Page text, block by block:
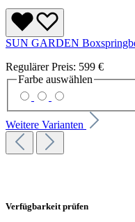
SUN GARDEN
Regulärer Preis:
Farbeauswählen
Weitere Varianten